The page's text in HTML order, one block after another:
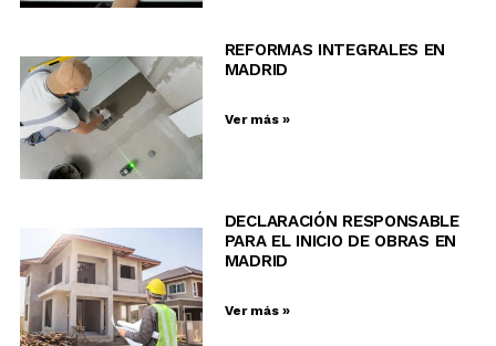
REFORMAS INTEGRALES EN
MADRID
Ver más »
DECLARACIÓN RESPONSABLE
PARA EL INICIO DE OBRAS EN
MADRID
Ver más »